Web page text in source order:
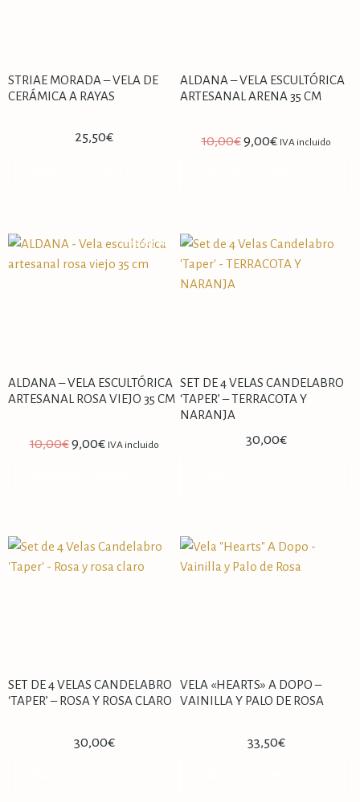
STRIAE MORADA – VELA DE
CERÁMICA A RAYAS
25,50€
ALDANA – VELA ESCULTÓRICA
ARTESANAL ARENA 35 CM
10,00€9,00€ IVA incluido
SPECIAL PRICE
ALDANA – VELA ESCULTÓRICA
ARTESANAL ROSA VIEJO 35 CM
10,00€9,00€ IVA incluido
SET DE 4 VELAS CANDELABRO
‘TAPER’ – TERRACOTA Y
NARANJA
30,00€
SET DE 4 VELAS CANDELABRO
‘TAPER’ – ROSA Y ROSA CLARO
30,00€
VELA «HEARTS» A DOPO –
VAINILLA Y PALO DE ROSA
33,50€